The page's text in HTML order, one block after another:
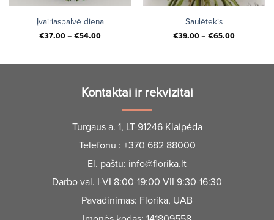
Įvairiaspalvė diena
€37.00– €54.00
Saulėtekis
€39.00– €65.00
Kontaktai ir rekvizitai
Turgaus a. 1, LT-91246 Klaipėda
Telefonu : +370 682 88000
El. paštu: info@florika.lt
Darbo val. I-VI 8:00-19:00 VII 9:30-16:30
Pavadinimas: Florika, UAB